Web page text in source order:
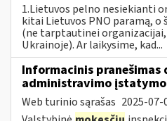
1.Lietuvos pelno nesiekianti
kitai Lietuvos PNO paramą, o
(ne tarptautinei
Ukrainoje). Ar laikysime, kad...
Informacinis pranešimas
administravimo
Web turinio sąrašas 2025-07-